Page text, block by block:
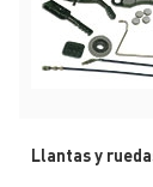
Llantas y